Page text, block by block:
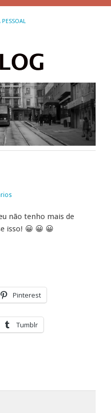
não tenho mais de
isso! 😀 😀 😀
Pinterest
Tumblr